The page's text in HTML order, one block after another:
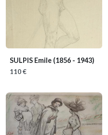
SULPIS Emile (1856 - 1943)
110 €